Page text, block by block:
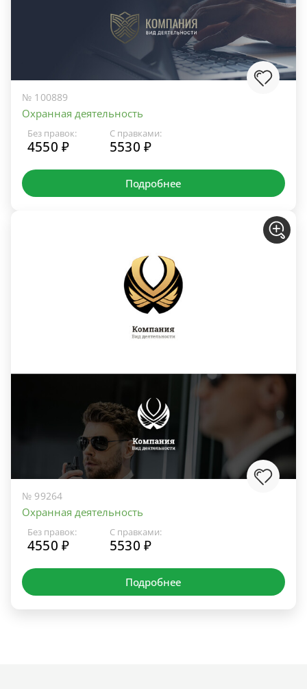
№ 100889
Охранная деятельность
Без правок:
4550 ₽
С правками:
5530 ₽
Подробнее
№ 99264
Охранная деятельность
Без правок:
4550 ₽
С правками:
5530 ₽
Подробнее